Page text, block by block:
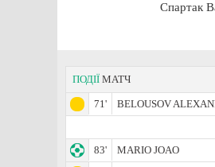
Спартак
ПОДІЇ МАТЧ
71'
BELOUSOV
83'
MARIO JOAO